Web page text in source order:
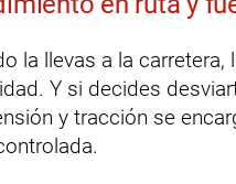
la llevas a la
Y si decides
y tracción se